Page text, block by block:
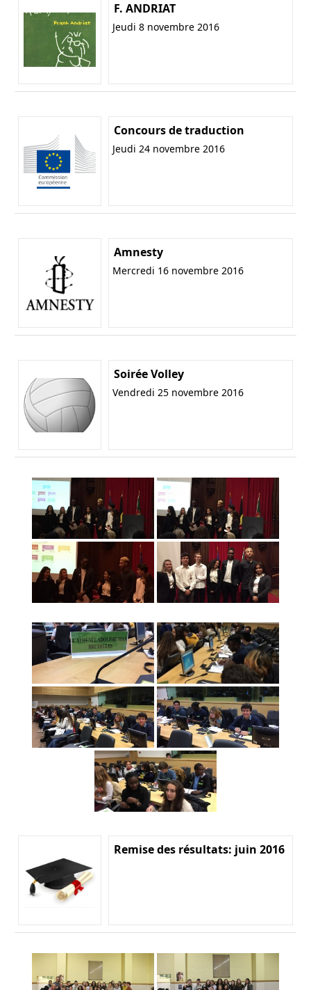
F. ANDRIAT
Jeudi 8 novembre 2016
Concours de traduction
Jeudi 24 novembre 2016
Amnesty
Mercredi 16 novembre 2016
Soirée Volley
Vendredi 25 novembre 2016
Remise des résultats: juin 2016